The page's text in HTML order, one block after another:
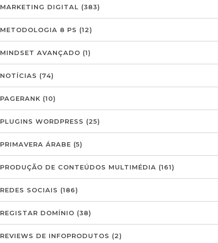
MARKETING DIGITAL (383)
METODOLOGIA 8 PS (12)
MINDSET AVANÇADO (1)
NOTÍCIAS (74)
PAGERANK (10)
PLUGINS WORDPRESS (25)
PRIMAVERA ÁRABE (5)
PRODUÇÃO DE CONTEÚDOS MULTIMÉDIA (161)
REDES SOCIAIS (186)
REGISTAR DOMÍNIO (38)
REVIEWS DE INFOPRODUTOS (2)